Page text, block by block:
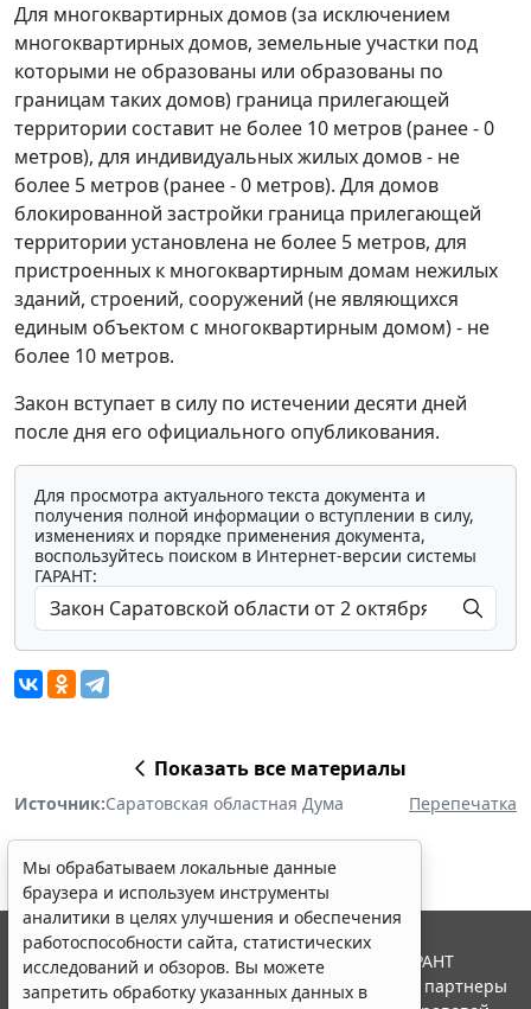
Для многоквартирных домов (за исключением
многоквартирных домов, земельные участки под
которыми не образованы или образованы по
границам таких домов) граница прилегающей
территории составит не более 10 метров (ранее - 0
метров), для индивидуальных жилых домов - не
более 5 метров (ранее - 0 метров). Для домов
блокированной застройки граница прилегающей
территории установлена не более 5 метров, для
пристроенных к многоквартирным домам нежилых
зданий, строений, сооружений (не являющихся
единым объектом с многоквартирным домом) - не
более 10 метров.
Закон вступает в силу по истечении десяти дней
после дня его официального опубликования.
Для просмотра актуального текста документа и
получения полной информации о вступлении в силу,
изменениях и порядке применения документа,
воспользуйтесь поиском в Интернет-версии системы
ГАРАНТ:
Показать все материалы
Источник:Саратовская областная Дума Перепечатка
Мы обрабатываем локальные данные
браузера и используем инструменты
аналитики в целях улучшения и обеспечения
работоспособности сайта, статистических
исследований и обзоров. Вы можете
запретить обработку указанных данных в
© ООО "НПП "ГАРАНТ-СЕРВИС", 2026. Система ГАРАНТ
выпускается с 1990 года. Компания "Гарант" и ее партнеры